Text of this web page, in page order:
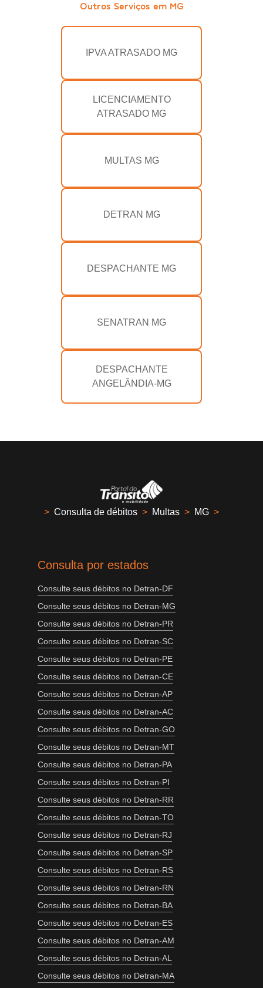
Outros Serviços em MG
IPVA ATRASADO MG
LICENCIAMENTO
ATRASADO MG
MULTAS MG
DETRAN MG
DESPACHANTE MG
SENATRAN MG
DESPACHANTE
ANGELÂNDIA-MG
> Consulta de débitos > Multas > MG >
Consulta por estados
Consulte seus débitos no Detran-DF
Consulte seus débitos no Detran-MG
Consulte seus débitos no Detran-PR
Consulte seus débitos no Detran-SC
Consulte seus débitos no Detran-PE
Consulte seus débitos no Detran-CE
Consulte seus débitos no Detran-AP
Consulte seus débitos no Detran-AC
Consulte seus débitos no Detran-GO
Consulte seus débitos no Detran-MT
Consulte seus débitos no Detran-PA
Consulte seus débitos no Detran-PI
Consulte seus débitos no Detran-RR
Consulte seus débitos no Detran-TO
Consulte seus débitos no Detran-RJ
Consulte seus débitos no Detran-SP
Consulte seus débitos no Detran-RS
Consulte seus débitos no Detran-RN
Consulte seus débitos no Detran-BA
Consulte seus débitos no Detran-ES
Consulte seus débitos no Detran-AM
Consulte seus débitos no Detran-AL
Consulte seus débitos no Detran-MA